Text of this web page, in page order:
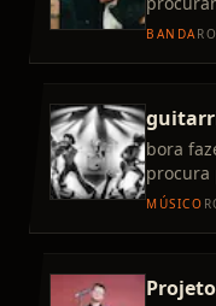
banda
BANDA
bora fazer um
procura
MÚSICO